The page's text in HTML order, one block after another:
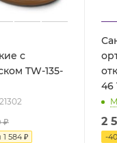
с
TW-135-
₽
1 584 ₽
2
-